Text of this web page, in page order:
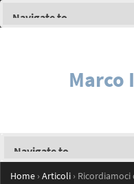
Marco
Home › Articoli › Ricordiamoci